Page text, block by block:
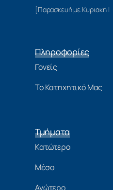
[Παρασκευή με
Πληροφορίες
Γονείς
Το Κατηχητικό Μας
Τμήματα
Κατώτερο
Μέσο
Ανώτερο